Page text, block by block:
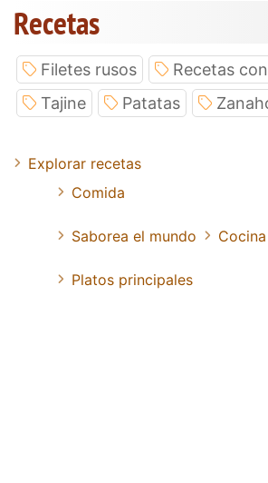
Recetas
Filetes rusos
Recetas
Tajine
Patatas
Explorar recetas
Comida
Saborea el mundo
Platos principales